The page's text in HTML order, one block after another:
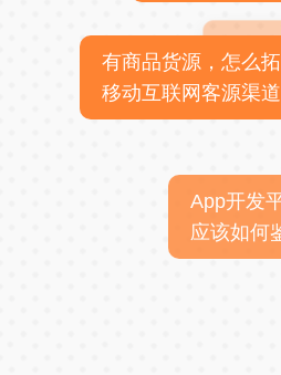
有商品货源，怎么
移动互联网客源渠道
App开发
应该如何